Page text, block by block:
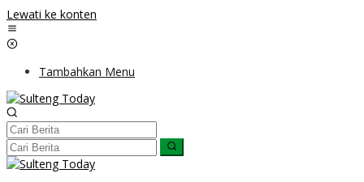
Lewati ke konten
Tambahkan Menu